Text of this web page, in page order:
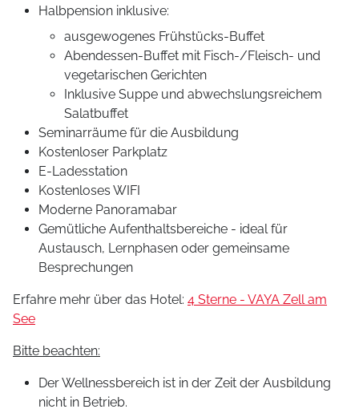
Halbpension inklusive:
ausgewogenes Frühstücks-Buffet
Abendessen-Buffet mit Fisch-/Fleisch- und
vegetarischen Gerichten
Inklusive Suppe und abwechslungsreichem
Salatbuffet
Seminarräume für die Ausbildung
Kostenloser Parkplatz
E-Ladesstation
Kostenloses WIFI
Moderne Panoramabar
Gemütliche Aufenthaltsbereiche - ideal für
Austausch, Lernphasen oder gemeinsame
Besprechungen
Erfahre mehr über das Hotel: 4 Sterne - VAYA Zell am
See
Bitte beachten:
Der Wellnessbereich ist in der Zeit der Ausbildung
nicht in Betrieb.